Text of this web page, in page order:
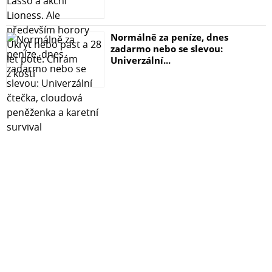
- vyrobené na míru konkrétního modelu telefonu
- vysoká odolnost proti poškrábání
- tloušťka skla pouze 0,33mm
- tvrdost skla je 9H
- oleofobní úprava zabraňující zanechávání otisků prstů
a pro snadné čištění
- perfektní optické vlastnosti - nezkresluje obraz
- neovlivňuje citlivost displeje na dotyk
- vše potřebné k instalaci v balení
Normálně za peníze, dnes
zadarmo nebo se slevou:
Univerzální...